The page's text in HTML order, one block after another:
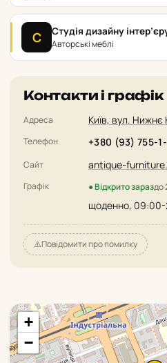
С Студія дизайну
Авторські меблі
Контакти і графік
Адреса Київ, вул. Нижнє
Телефон +380 (93) 755-1-
Сайт antique-
Графік ● Відкрито зараздо
щоденно, 09:00-
⚠️Повідомити про помилку
+
−